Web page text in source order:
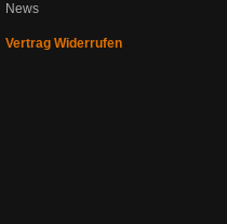
News
Vertrag Widerrufen